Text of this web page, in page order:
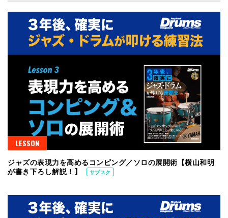
LESSON
ジャズの表現力を高めるコンピング／ソロの展開術【横山和明
が書き下ろし解説！】
サブスク